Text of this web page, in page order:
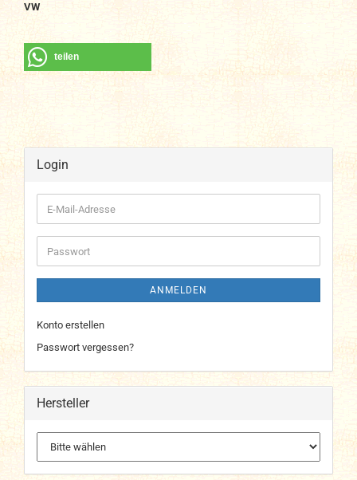
VW
teilen
Login
E-
Mail-
Adresse
Passwort
ANMELDEN
Konto erstellen
Passwort vergessen?
Hersteller